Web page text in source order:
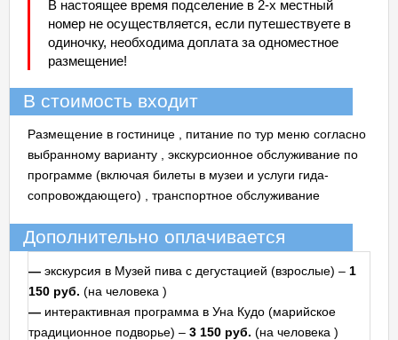
В настоящее время подселение в 2-х местный
номер не осуществляется, если путешествуете в
одиночку, необходима доплата за одноместное
размещение!
В стоимость входит
Размещение в гостинице
, питание по тур меню согласно
выбранному варианту
, экскурсионное обслуживание по
программе (включая билеты в музеи и услуги гида-
сопровождающего)
, транспортное обслуживание
Дополнительно оплачивается
— экскурсия в Музей пива с дегустацией (взрослые) – 1
150 руб. (на человека )
— интерактивная программа в Уна Кудо (марийское
традиционное подворье) – 3 150 руб. (на человека )